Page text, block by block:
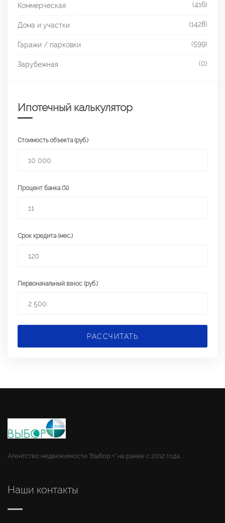
Коммерческая (416)
Дома и участки (1428)
Гаражи / парковки (599)
Зарубежная (0)
Ипотечный калькулятор
Стоимость объекта (руб.)
Процент банка (%)
Срок кредита (мес.)
Первоначальный взнос (руб.)
РАССЧИТАТЬ
Агентство недвижимости "Выбор +" на рынке с 2012 года.
Наши контакты